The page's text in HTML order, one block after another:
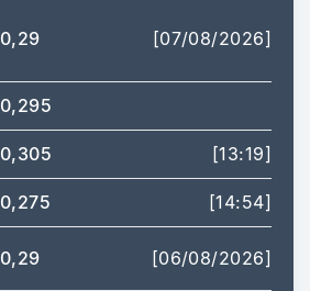
0,29 [07/08/2026]
0,295
0,305 [13:19]
0,275
[14:54]
0,29 [06/08/2026]